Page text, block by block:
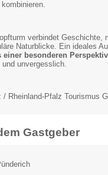
verbindet Geschichte,
Naturblicke. Ein ideales
einer besonderen
unvergesslich.
/ Rheinland-Pfalz Tourismus
Gastgeber